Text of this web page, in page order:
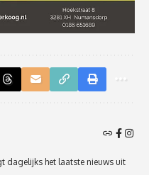
dagelijks het laatste nieuws uit